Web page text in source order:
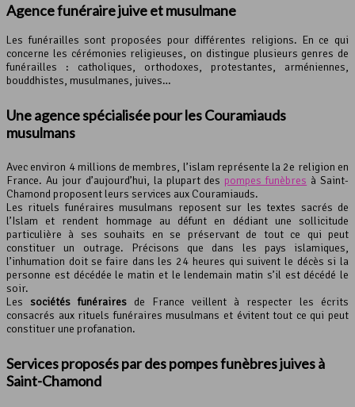
Agence funéraire juive et musulmane
Les funérailles sont proposées pour différentes religions. En ce qui
concerne les cérémonies religieuses, on distingue plusieurs genres de
funérailles : catholiques, orthodoxes, protestantes, arméniennes,
bouddhistes, musulmanes, juives…
Une agence spécialisée pour les Couramiauds
musulmans
Avec environ 4 millions de membres, l’islam représente la 2e religion en
France. Au jour d’aujourd’hui, la plupart des pompes funèbres à Saint-
Chamond proposent leurs services aux Couramiauds.
Les rituels funéraires musulmans reposent sur les textes sacrés de
l’Islam et rendent hommage au défunt en dédiant une sollicitude
particulière à ses souhaits en se préservant de tout ce qui peut
constituer un outrage. Précisons que dans les pays islamiques,
l’inhumation doit se faire dans les 24 heures qui suivent le décès si la
personne est décédée le matin et le lendemain matin s’il est décédé le
soir.
Les sociétés funéraires de France veillent à respecter les écrits
consacrés aux rituels funéraires musulmans et évitent tout ce qui peut
constituer une profanation.
Services proposés par despompes funèbresjuives à
Saint-Chamond